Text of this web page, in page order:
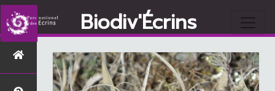
Biodiv'Écrins